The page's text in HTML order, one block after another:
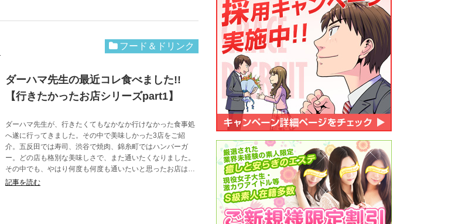
フード＆ドリンク
ダーハマ先生の最近コレ食べました!!
【行きたかったお店シリーズpart1】
ダーハマ先生が、行きたくてもなかなか行けなかった食事処
へ遂に行ってきました。その中で美味しかった3店をご紹
介。五反田では寿司、渋谷で焼肉、錦糸町ではハンバーガ
ー。どの店も格別な美味しさで、また通いたくなりました。
その中でも、やはり何度も何度も通いたいと思ったお店は…
記事を読む